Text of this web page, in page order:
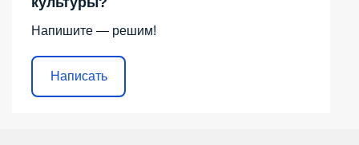
Напишите — решим!
Написать